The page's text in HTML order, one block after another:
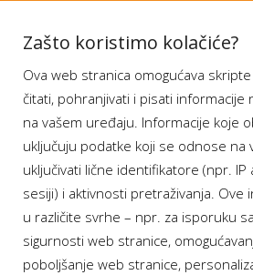
Aplikacije
Moj BH Telecom
Dostupnost
Moja webTV
Aukcije BH
Program
Zašto koristimo kolačiće?
Ova web stranica omogućava
čitati, pohranjivati i pisati informacije
na vašem uređaju. Informacije koje
uključuju podatke koji se odnose na
uključivati lične identifikatore (npr.
sesiji) i aktivnosti pretraživanja. Ove
u različite svrhe – npr. za isporuku
sigurnosti web stranice,
poboljšanje web stranice,